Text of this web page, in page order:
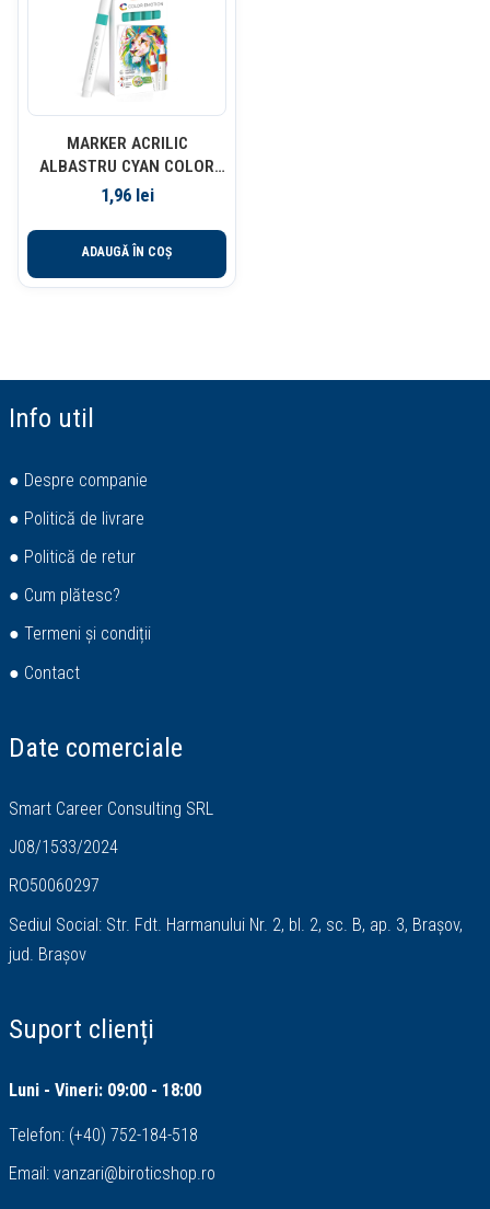
MARKER ACRILIC
ALBASTRU CYAN COLOR
EMOTION DELI
1,96 lei
ADAUGĂ ÎN COȘ
Info util
● Despre companie
● Politică de livrare
● Politică de retur
● Cum plătesc?
● Termeni și condiții
● Contact
Date comerciale
Smart Career Consulting SRL
J08/1533/2024
RO50060297
Sediul Social: Str. Fdt. Harmanului Nr. 2, bl. 2, sc. B, ap. 3, Brașov,
jud. Brașov
Suport clienți
Luni - Vineri: 09:00 - 18:00
Telefon: (+40) 752-184-518
Email: vanzari@biroticshop.ro